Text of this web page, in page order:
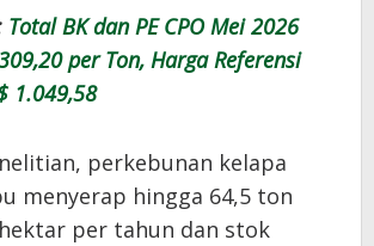
Total BK dan PE CPO Mei 2026
per Ton, Harga Referensi
1.049,58
perkebunan kelapa
menyerap hingga 64,5 ton
per tahun dan stok